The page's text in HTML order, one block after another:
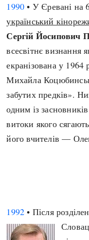
1990 • У Єревані на
український
Сергій Йосипович
всесвітнє визнання
екранізована у 1964
Михайла
забутих предків».
одним із
витоки якого
його вчителів —
1992 • Після